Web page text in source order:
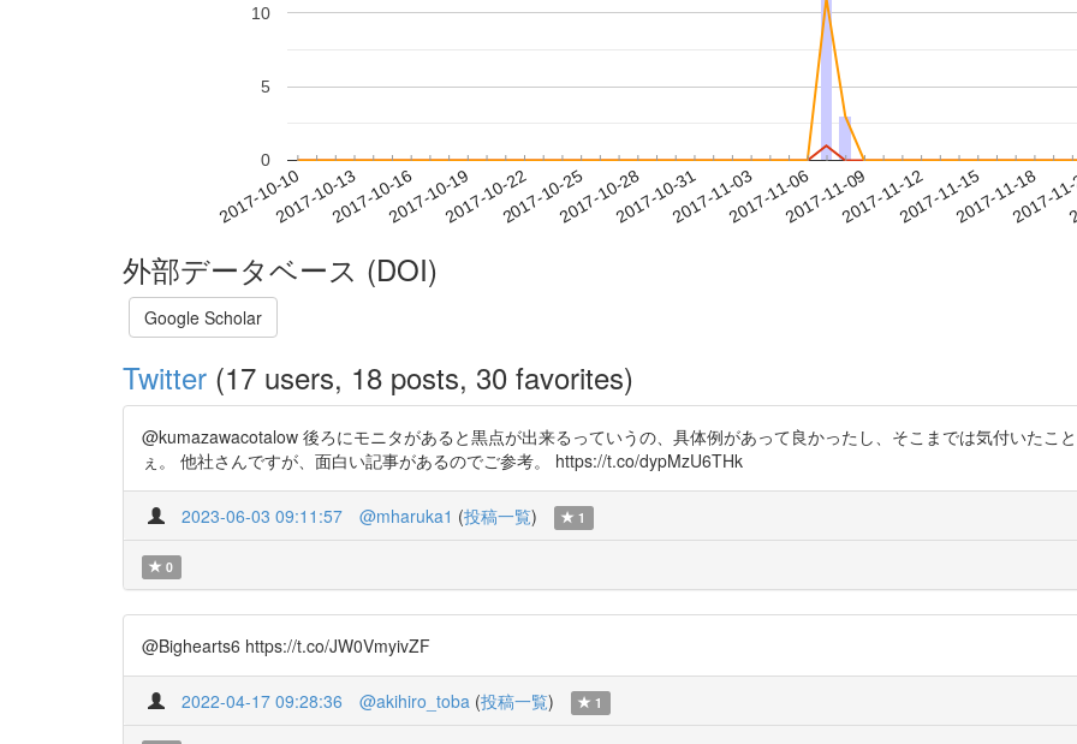
2017-10-102017-10-132017-10-162017-10-192017-10-222017-10-252017-10-282017-10-312017-11-032017-11-062017-11-092017-11-122017-11-152017-11-18
2017-
0
5
10
外部データベース (DOI)
Google Scholar
Twitter (17 users, 18 posts, 30 favorites)
@kumazawacotalow 後ろにモニタがあると黒点が出来るっていうの、具体例があって良かったし、そこまでは気付いたこ
ぇ。 他社さんですが、面白い記事があるのでご参考。 https://t.co/dypMzU6THk
2023-06-03 09:11:57 @mharuka1 (投稿一覧) 1
0
@Bighearts6 https://t.co/JW0VmyivZF
2022-04-17 09:28:36 @akihiro_toba (投稿一覧) 1